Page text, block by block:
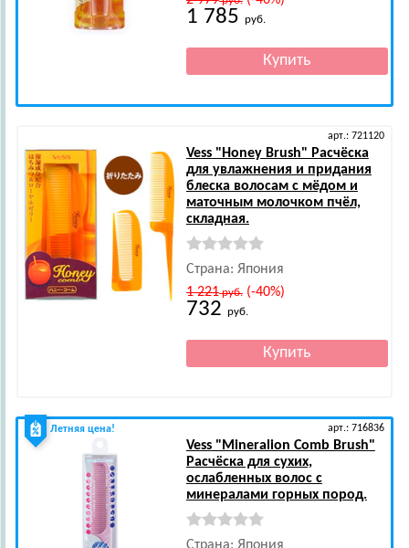
1 785 руб.
арт.: 721120
Vess"Honey Brush" Расчёска
для увлажнения и придания
блеска волосам с мёдом и
маточным молочком пчёл,
складная.
Страна: Япония
1 221руб.(-40%)
732 руб.
Летняя цена! арт.: 716836
Vess"Mineralion Comb Brush"
Расчёска для сухих,
ослабленных волос с
минералами горных пород.